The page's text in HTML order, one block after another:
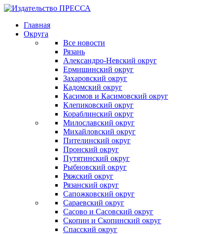
Главная
Округа
Все новости
Рязань
Александро-Невский округ
Ермишинский округ
Захаровский округ
Кадомский округ
Касимов и Касимовский округ
Клепиковский округ
Кораблинский округ
Милославский округ
Михайловский округ
Пителинский округ
Пронский округ
Путятинский округ
Рыбновский округ
Ряжский округ
Рязанский округ
Сапожковский округ
Сараевский округ
Сасово и Сасовский округ
Скопин и Скопинский округ
Спасский округ